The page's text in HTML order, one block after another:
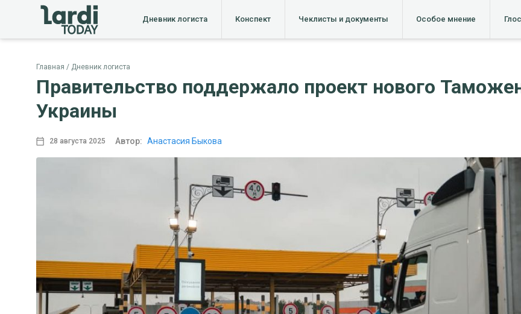
Дневник логиста Конспект Чеклисты и документы Особое мнение
Главная Дневник логиста
Правительство поддержало проект нового
Украины
28 августа 2025 Автор: Анастасия Быкова